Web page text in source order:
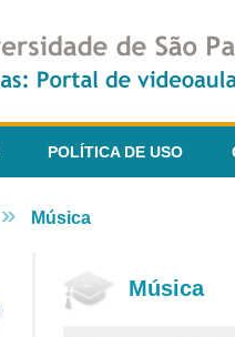
POLÍTICA DE USO
» Música
Música